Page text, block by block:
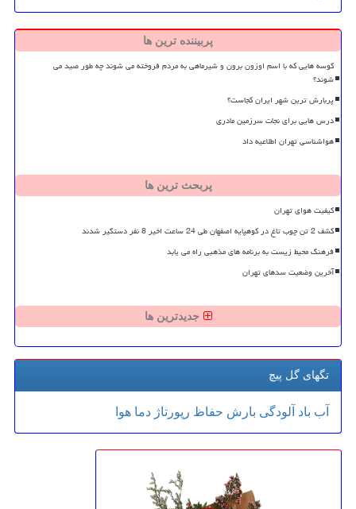
پربیننده ترین ها
کوسه هایی که با اسم اوزون برون و شیرماهی به مردم فروخته می شوند چه طور صید می
شوند؟
پربارش ترین شهر ایران کجاست؟
درس هایی برای نجات سرزمین مادری
هواشناسی تهران اطلاعیه داد
پربحث ترین ها
کیفیت هوای تهران
کشف 2 تن چوب تاغ در کوهپایه اصفهان طی 24 ساعت اخیر 8 نفر دستگیر شدند
فرهنگ محیط زیست به برنامه های مذهبی راه می یابد
آخرین وضعیت سدهای تهران
جدیدترین ها
تگهای گل پیچ
آب باد آلودگی بارش حفاظ رپورتاژ دما هوا